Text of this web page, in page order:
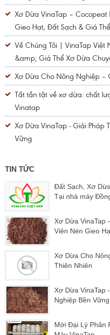
Xơ Dừa VinaTap –
Gieo Hạt, Đất Sạch & Giá
Về Chúng Tôi | VinaTap
&amp; Giá Thể Xơ Dừa
Xơ Dừa Cho Nông Nghiệp –
Tất tần tật về xơ dừa: chất
Vinatap
Xơ Dừa VinaTap - Giải Pháp
Vững
TIN TỨC
Đất Sạch, Xơ
Tại nhà máy
Xơ Dừa VinaTap
Viên Nén Gieo
Xơ Dừa Cho
Thiên Nhiên
Xơ Dừa VinaTap
Nghiệp Bền Vững
Mời Đại Lý Phân